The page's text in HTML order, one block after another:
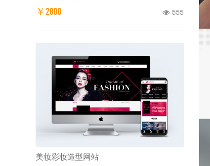
￥2800 555
美妆彩妆造型网站